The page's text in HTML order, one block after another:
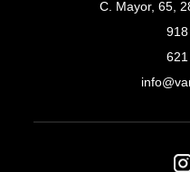
C. Mayor, 65,
621